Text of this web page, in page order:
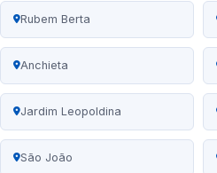
Rubem Berta
Anchieta
Jardim Leopoldina
São João